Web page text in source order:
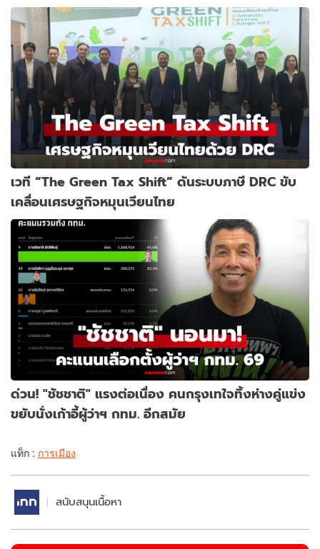
เวที “The Green Tax Shift” ดันระบบภาษี DRC ขับ
เคลื่อนเศรษฐกิจหมุนเวียนไทย
ด่วน! "ชัชชาติ" แรงต่อเนื่อง คนกรุงเทใจทิ้งห่างคู่แข่ง
ขยับนั่งเก้าอี้ผู้ว่าฯ กทม. อีกสมัย
แท็ก : การเมือง
สนับสนุนเนื้อหา